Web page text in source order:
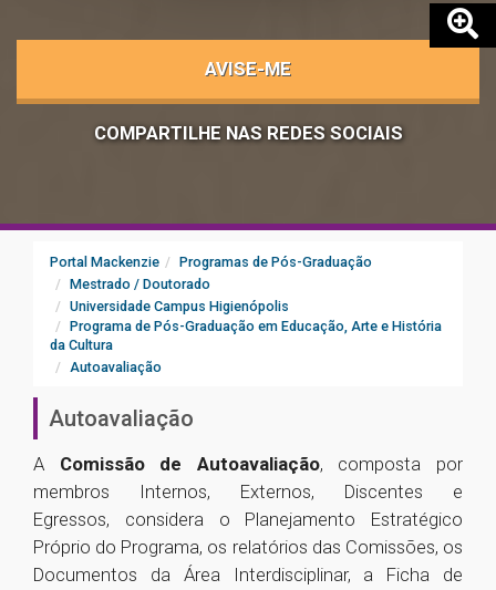
AVISE-ME
COMPARTILHE NAS REDES SOCIAIS
Portal Mackenzie
Programas de Pós-Graduação
Mestrado / Doutorado
Universidade Campus Higienópolis
Programa de Pós-Graduação em Educação, Arte e História
da Cultura
Autoavaliação
Autoavaliação
A Comissão de Autoavaliação, composta por
membros Internos, Externos, Discentes e
Egressos,
considera o Planejamento Estratégico
Próprio do Programa, os relatórios das Comissões, os
Documentos da Área Interdisciplinar, a Ficha de